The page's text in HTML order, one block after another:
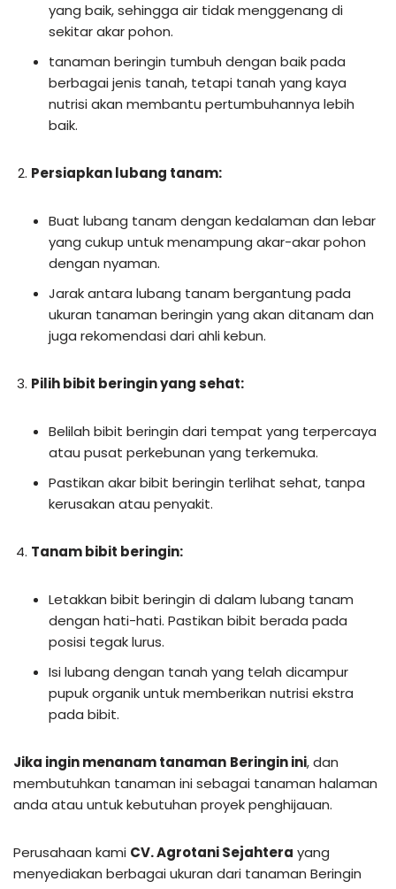
yang baik, sehingga air tidak menggenang di
sekitar akar pohon.
tanaman beringin tumbuh dengan baik pada
berbagai jenis tanah, tetapi tanah yang kaya
nutrisi akan membantu pertumbuhannya lebih
baik.
Persiapkan lubang tanam:
Buat lubang tanam dengan kedalaman dan lebar
yang cukup untuk menampung akar-akar pohon
dengan nyaman.
Jarak antara lubang tanam bergantung pada
ukuran tanaman beringin yang akan ditanam dan
juga rekomendasi dari ahli kebun.
Pilih bibit beringin yang sehat:
Belilah bibit beringin dari tempat yang terpercaya
atau pusat perkebunan yang terkemuka.
Pastikan akar bibit beringin terlihat sehat, tanpa
kerusakan atau penyakit.
Tanam bibit beringin:
Letakkan bibit beringin di dalam lubang tanam
dengan hati-hati. Pastikan bibit berada pada
posisi tegak lurus.
Isi lubang dengan tanah yang telah dicampur
pupuk organik untuk memberikan nutrisi ekstra
pada bibit.
Jika ingin menanam tanaman Beringin ini, dan
membutuhkan tanaman ini sebagai tanaman halaman
anda atau untuk kebutuhan proyek penghijauan.
Perusahaan kami CV. Agrotani Sejahtera yang
menyediakan berbagai ukuran dari tanaman Beringin